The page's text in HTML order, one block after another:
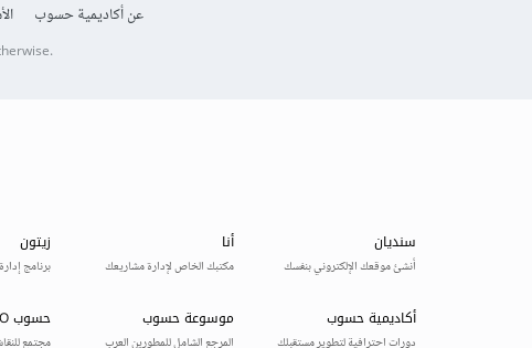
عن أكاديمية حسوب